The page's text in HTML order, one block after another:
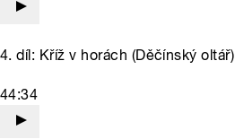
4. díl: Kříž v horách (Děčínský oltář)
44:34